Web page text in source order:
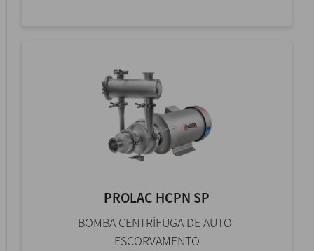
PROLAC HCPN SP
BOMBA CENTRÍFUGA DE AUTO-
ESCORVAMENTO